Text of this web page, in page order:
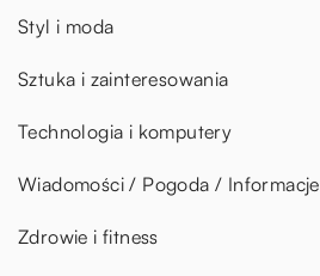
Styl i moda
Sztuka i zainteresowania
Technologia i komputery
Wiadomości / Pogoda / Informacje
Zdrowie i fitness